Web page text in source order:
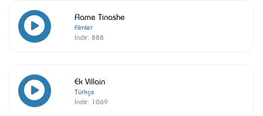
Flame Tinashe
Filmler
İndir: 888
Ek Villain
Türkçe
İndir: 1069